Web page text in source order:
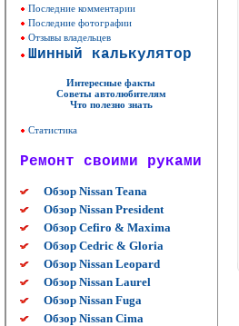
Последние комментарии
Последние фотографии
Отзывы владельцев
Шинный калькулятор
Интересные факты
Советы автолюбителям
Что полезно знать
Статистика
Ремонт своими руками
Обзор Nissan Teana
Обзор Nissan President
Обзор Cefiro & Maxima
Обзор Cedric & Gloria
Обзор Nissan Leopard
Обзор Nissan Laurel
Обзор Nissan Fuga
Обзор Nissan Cima